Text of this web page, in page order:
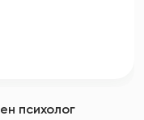
психолог